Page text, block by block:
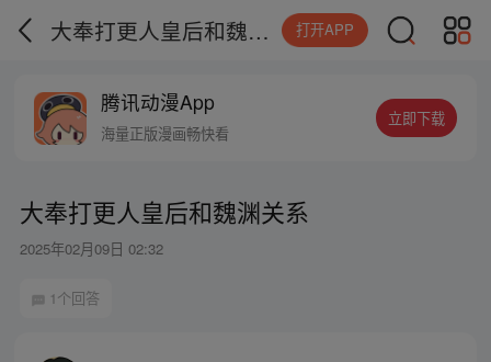
大奉打更人皇后和魏渊关系 打开APP
腾讯动漫App
海量正版漫画畅快看
立即下载
大奉打更人皇后和魏渊关系
2025年02月09日 02:32
1个回答